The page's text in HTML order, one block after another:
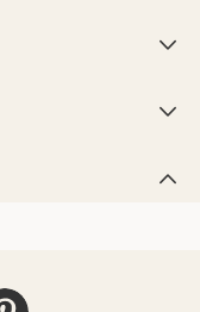


